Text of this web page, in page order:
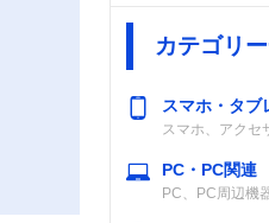
カテゴリ
スマホ・タブ
スマホ、アクセ
PC・PC関連
PC、PC周辺機